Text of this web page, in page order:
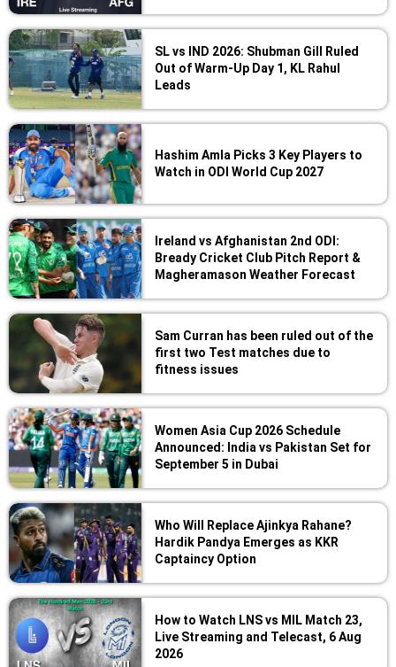
SL vs IND 2026: Shubman Gill Ruled
Out of Warm-Up Day 1, KL Rahul
Leads
Hashim Amla Picks 3 Key Players to
Watch in ODI World Cup 2027
Ireland vs Afghanistan 2nd ODI:
Bready Cricket Club Pitch Report &
Magheramason Weather Forecast
Sam Curran has been ruled out of the
first two Test matches due to
fitness issues
Women Asia Cup 2026 Schedule
Announced: India vs Pakistan Set for
September 5 in Dubai
Who Will Replace Ajinkya Rahane?
Hardik Pandya Emerges as KKR
Captaincy Option
How to Watch LNS vs MIL Match 23,
Live Streaming and Telecast, 6 Aug
2026